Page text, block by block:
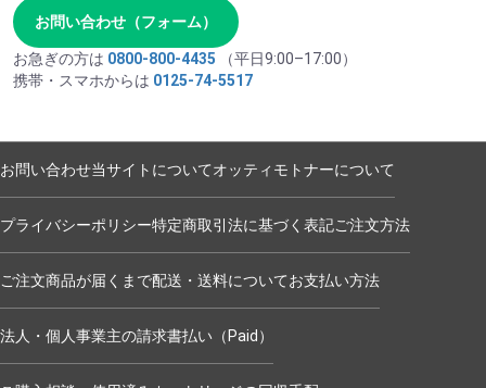
お問い合わせ（フォーム）
お急ぎの方は 0800-800-4435 （平日9:00–17:00）
携帯・スマホからは 0125-74-5517
お問い合わせ当サイトについてオッティモトナーについて
プライバシーポリシー特定商取引法に基づく表記ご注文方法
ご注文商品が届くまで配送・送料についてお支払い方法
法人・個人事業主の請求書払い（Paid）